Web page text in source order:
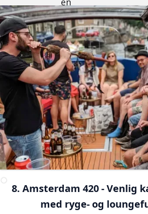
8. Amsterdam 420 - Venlig
med ryge- og